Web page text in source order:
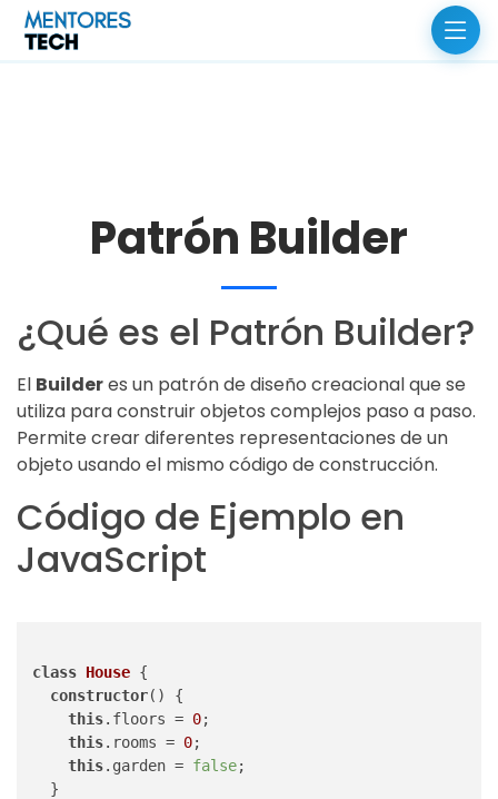
Patrón Builder
¿Qué es el Patrón Builder?
El Builderes un patrón de diseño creacional que se
utiliza para construir objetos complejos paso a paso.
Permite crear diferentes representaciones de un
objeto usando el mismo código de construcción.
Código de Ejemplo en
JavaScript
class House {
constructor() {
this.floors = 0;
this.rooms = 0;
this.garden = false;
  }